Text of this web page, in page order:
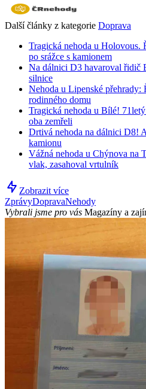
Další články z kategorie Doprava
Tragická nehoda u Holovous.
po srážce s kamionem
Na dálnici D3 havaroval řidič
silnice
Nehoda u Lipenské
rodinného domu
Tragická nehoda u Bílé!
oba zemřeli
Drtivá nehoda na dálnici D8!
kamionu
Vážná nehoda u Chýnova na
vlak, zasahoval vrtulník
Zobrazit více
ZprávyDopravaNehody
Vybrali jsme pro vás Magazíny a